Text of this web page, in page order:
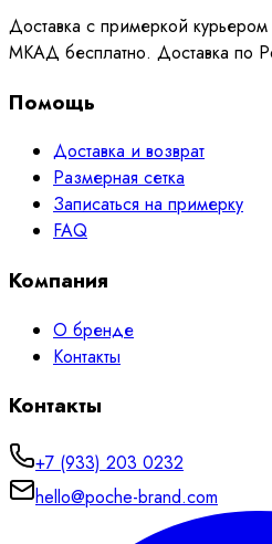
Доставка с примеркой
МКАД бесплатно. Доставка по
Помощь
Доставка и возврат
Размерная сетка
Записаться на примерку
FAQ
Компания
О бренде
Контакты
Контакты
+7 (933) 203 0232
hello@poche-brand.com